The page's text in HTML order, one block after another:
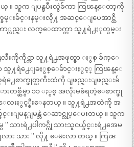
။ သူက ျပန္ၿပီးလွဲခ်ကာ ကြၽန္ေတာ့ကို
မ္းခ်င္းနမ္းလို႔ အဆင္ေျပေအာင္ထိ
လည္း လက္ေထာက္ကာ သူ႔ရဲ႕ႏုတ္ခမ္း
းကိုကိုင္ကာ သူ႔ရဲ႕အဖုတ္မွာ ႏွစ္ ခ်က္ေ
ာ သူ႔ရဲ႕ေျခႏွစ္ေခ်ာင္းႏွင့္ ကြၽန္ေ
ေစာက္ဖုတ္ႀကီးထဲကို ျဖည္းျဖည္းခ်
းတစ္ဆီမွာ ၁၁ ႏွစ္ အလိုးမခံရတဲ့ေစာက္ဖု
ေလးႏွင့္စီးေနတယ္ ။ သူ႔ရဲ႕အထဲကို အ
င္းျမန္ျမန္ဘဲ ေဆာင္လုပ္ေပးတယ္ ။ သူက
သားရဲ႕ပါကင္ကို သားသူငယ္ခ်င္းရဲ႕အေမ
ား သား ” လို႔ ေမးလာ တယ္ ။ ကြၽ